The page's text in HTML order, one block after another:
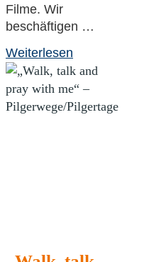
Filme. Wir
beschäftigen …
Weiterlesen
Fakt
oder
Fake?"